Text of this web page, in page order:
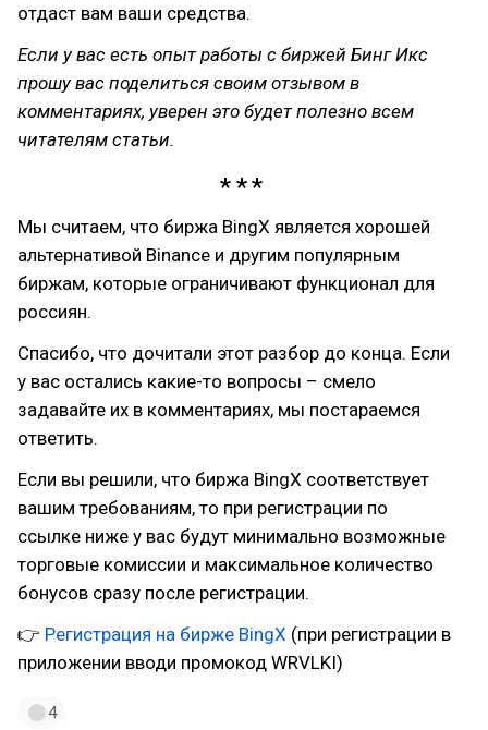
отдаст вам ваши средства.
Если у вас есть опыт работы с биржей Бинг Икс
прошу вас поделиться своим отзывом в
комментариях, уверен это будет полезно всем
читателям статьи.
Мы считаем, что биржа BingX является хорошей
альтернативой Binance и другим популярным
биржам, которые ограничивают функционал для
россиян.
Спасибо, что дочитали этот разбор до конца. Если
у вас остались какие-то вопросы – смело
задавайте их в комментариях, мы постараемся
ответить.
Если вы решили, что биржа BingX соответствует
вашим требованиям, то при регистрации по
ссылке ниже у вас будут минимально возможные
торговые комиссии и максимальное количество
бонусов сразу после регистрации.
👉 Регистрация на бирже BingX (при регистрации в
приложении вводи промокод WRVLKI)
4